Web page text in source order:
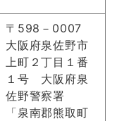
〒598－0007
大阪府泉佐野市
上町２丁目１番
１号 大阪府泉
佐野警察署
「泉南郡熊取町